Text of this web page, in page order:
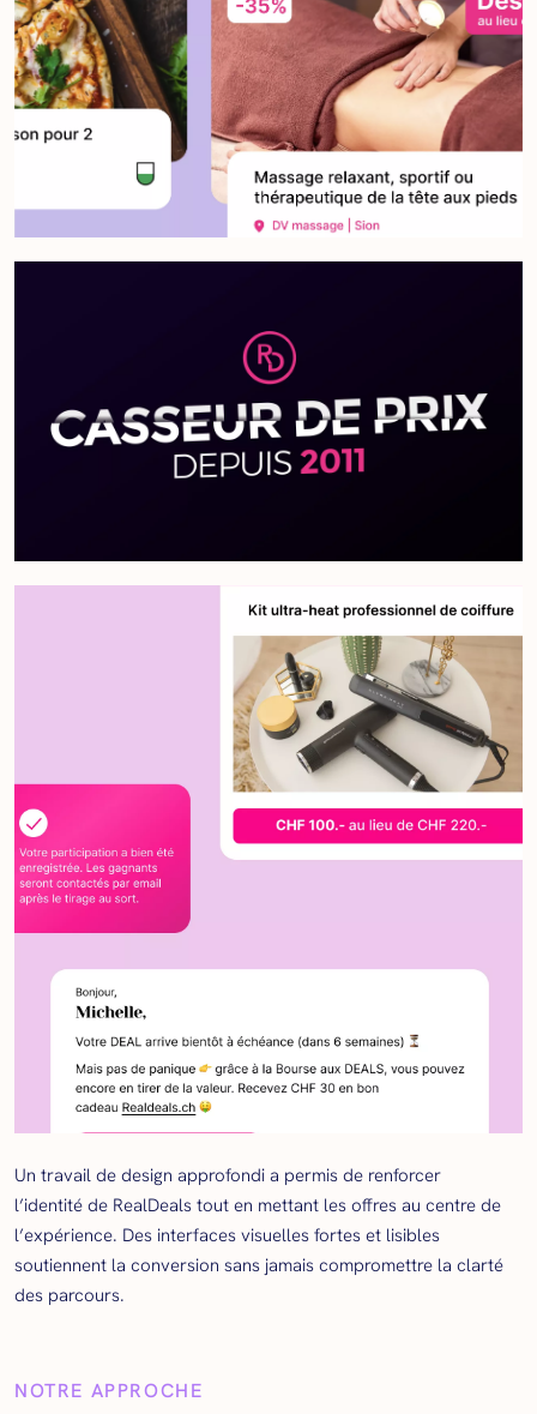
Un travail de design approfondi a permis de renforcer
l’identité de RealDeals tout en mettant les offres au centre de
l’expérience. Des interfaces visuelles fortes et lisibles
soutiennent la conversion sans jamais compromettre la clarté
des parcours.
NOTRE APPROCHE